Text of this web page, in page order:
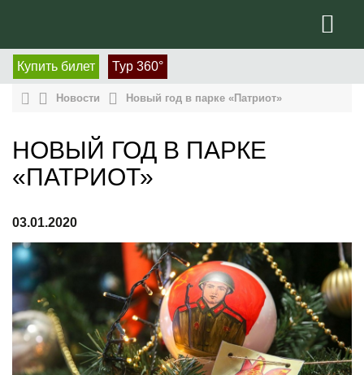
Купить билет Тур 360°
Новости Новый год в парке «Патриот»
НОВЫЙ ГОД В ПАРКЕ
«ПАТРИОТ»
03.01.2020